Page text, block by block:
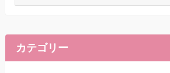
ブ
カテゴリー